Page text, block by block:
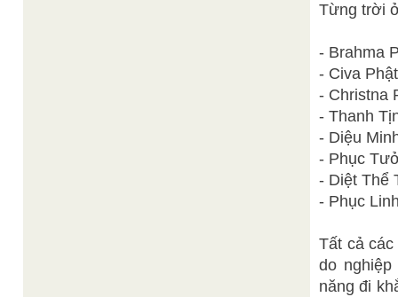
Từng trời
- Brahma
- Civa
- Christna
- Thanh
- Diệu
- Phục
- Diệt Thể
- Phục
Tất cả
do
năng đi